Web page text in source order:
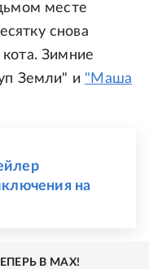
месте
снова
Зимние
Земли" и "Маша
на
В MAX!